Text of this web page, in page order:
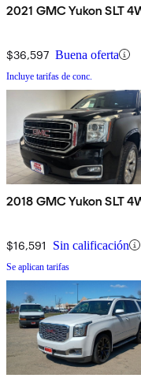
2021 GMC Yukon SLT
$36,597 Buena oferta
Incluye tarifas de conc.
2018 GMC Yukon SLT
$16,591 Sin calificación
Se aplican tarifas